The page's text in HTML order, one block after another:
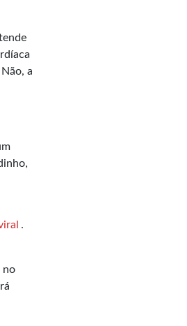
a
.
no